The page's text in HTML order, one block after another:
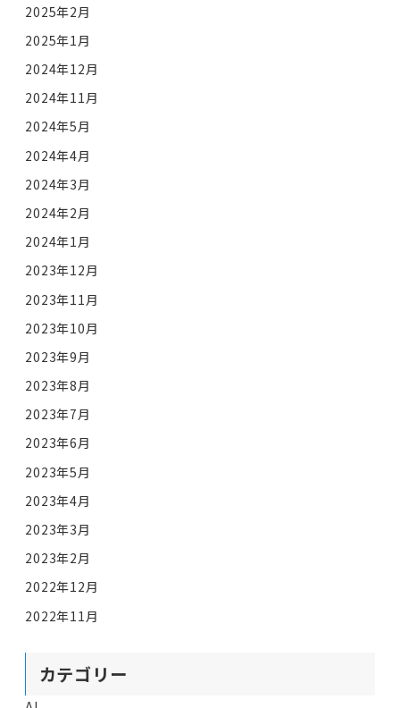
2025年2月
2025年1月
2024年12月
2024年11月
2024年5月
2024年4月
2024年3月
2024年2月
2024年1月
2023年12月
2023年11月
2023年10月
2023年9月
2023年8月
2023年7月
2023年6月
2023年5月
2023年4月
2023年3月
2023年2月
2022年12月
2022年11月
カテゴリー